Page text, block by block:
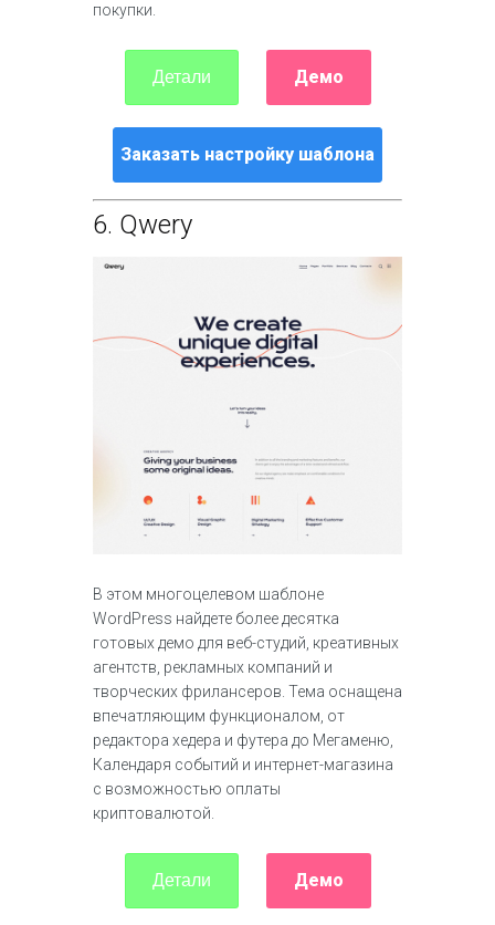
покупки.
Детали Демо
Заказать настройку шаблона
6. Qwery
В этом многоцелевом шаблоне
WordPress найдете более десятка
готовых демо для веб-студий, креативных
агентств, рекламных компаний и
творческих фрилансеров. Тема оснащена
впечатляющим функционалом, от
редактора хедера и футера до Мегаменю,
Календаря событий и интернет-магазина
с возможностью оплаты
криптовалютой.
Детали Демо